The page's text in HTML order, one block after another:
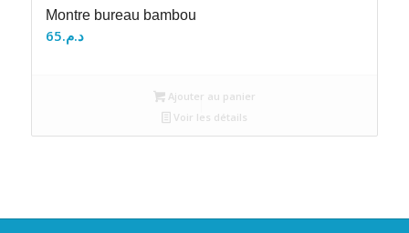
Montre bureau bambou
د.م.65
Ajouter au panier
Voir les détails